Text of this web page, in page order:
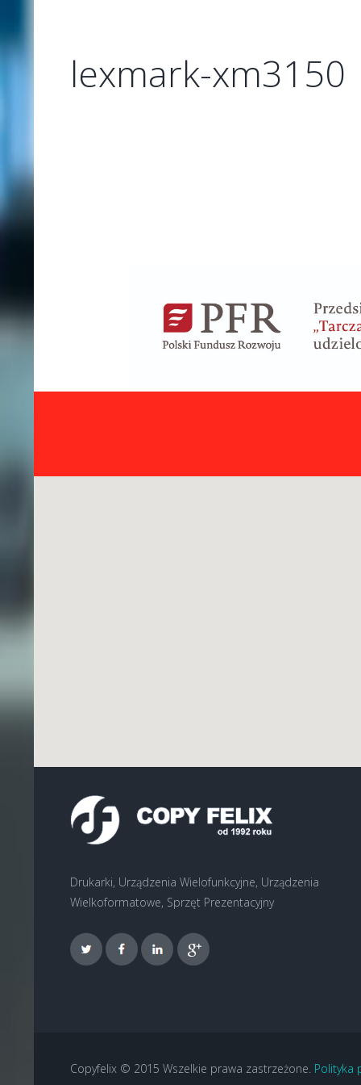
lexmark-xm3150
Drukarki, Urządzenia Wielofunkcyjne, Urządzenia
Wielkoformatowe, Sprzęt Prezentacyjny
Copyfelix © 2015 Wszelkie prawa zastrzeżone. Polityka